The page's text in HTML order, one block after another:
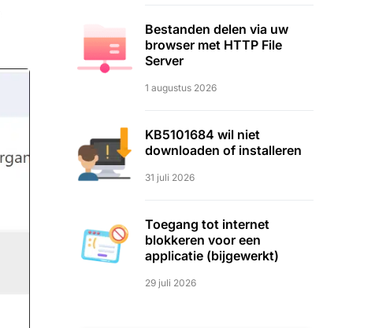
Bestanden delen via uw
browser met HTTP File
Server
1 augustus 2026
KB5101684 wil niet
downloaden of installeren
31 juli 2026
Toegang tot internet
blokkeren voor een
applicatie (bijgewerkt)
29 juli 2026